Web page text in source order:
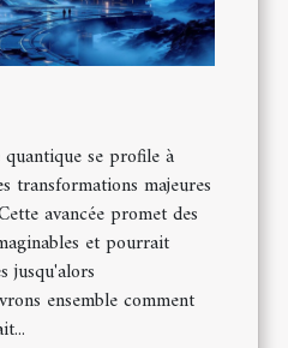
se profile à
transformations majeures
avancée promet des
et pourrait
jusqu'alors
ensemble comment